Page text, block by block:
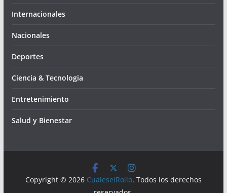
Internacionales
Nacionales
Deportes
Ciencia & Tecnologia
Entretenimiento
Salud y Bienestar
Copyright © 2026 CualeselRollo. Todos los derechos